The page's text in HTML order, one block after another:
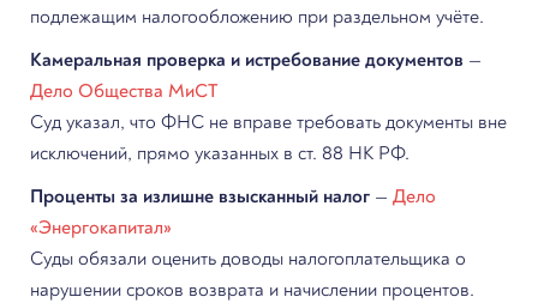
подлежащим налогообложению при раздельном учёте.
Камеральная проверка и истребование документов —
Дело Общества МиСТ
Суд указал, что ФНС не вправе требовать документы вне
исключений, прямо указанных в ст. 88 НК РФ.
Проценты за излишне взысканный налог — Дело
«Энергокапитал»
Суды обязали оценить доводы налогоплательщика о
нарушении сроков возврата и начислении процентов.